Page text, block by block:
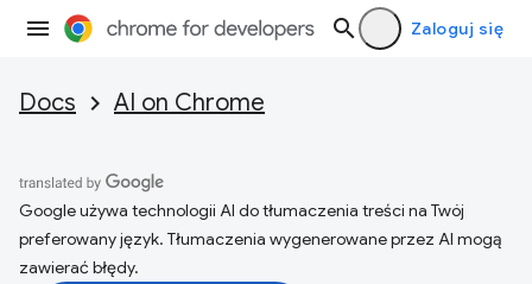
Zaloguj się
Docs AI on Chrome
Google używa technologii AI do tłumaczenia treści na Twój
preferowany język. Tłumaczenia wygenerowane przez AI mogą
zawierać błędy.